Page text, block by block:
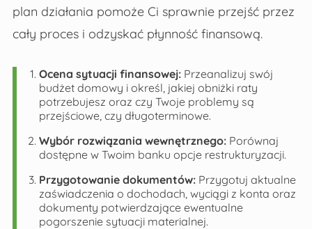
plan działania pomoże Ci sprawnie przejść przez
cały proces i odzyskać płynność finansową.
Ocena sytuacji finansowej:Przeanalizuj swój
budżet domowy i określ, jakiej obniżki raty
potrzebujesz oraz czy Twoje problemy są
przejściowe, czy długoterminowe.
Wybór rozwiązania wewnętrznego:Porównaj
dostępne w Twoim banku opcje restrukturyzacji.
Przygotowanie dokumentów:Przygotuj aktualne
zaświadczenia o dochodach, wyciągi z konta oraz
dokumenty potwierdzające ewentualne
pogorszenie sytuacji materialnej.